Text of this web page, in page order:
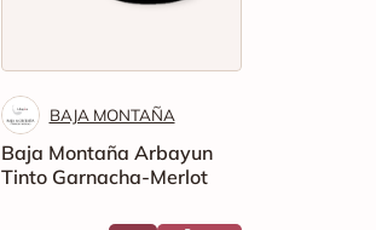
BAJA MONTAÑA
Baja Montaña Arbayun
Tinto Garnacha-Merlot